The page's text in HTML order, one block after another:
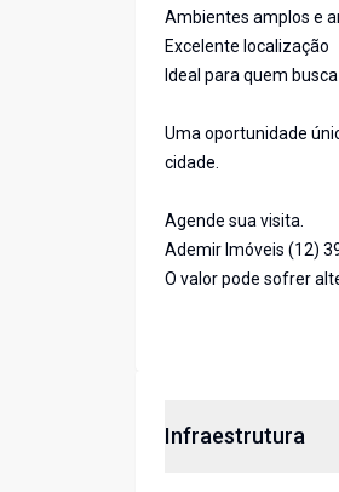
Ambientes amplos e
Excelente localização
Ideal para quem
Uma oportunidade
cidade.
Agende sua visita.
Ademir Imóveis (12)
O valor pode sofrer
Infraestrutura